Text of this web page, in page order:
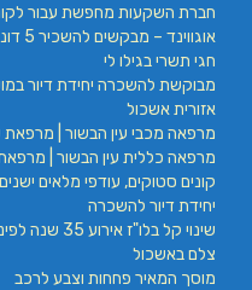
חברת השקעות מחפשת עבור
אוגווינד – מבקשים להשכיר 5 דונם
חגי תשרי בגילו לי
מבוקשת להשכרה יחידת דיור
אזורית אשכול
מרפאה מכבי עין הבשור | מרפאת
מרפאה כללית עין הבשור | מרפאת
קונים סטוקים, עודפי מלאים ישנים
יחידת דיור להשכרה
שינוי קל בלו"ז אירוע 35 שנה לפינוי חבל ימית וסיני
צלם באשכול
מוסך המאיר פחחות וצבע לרכב